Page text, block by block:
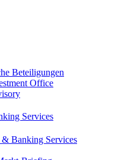
Beteiligungen
Office
Services
Banking Services